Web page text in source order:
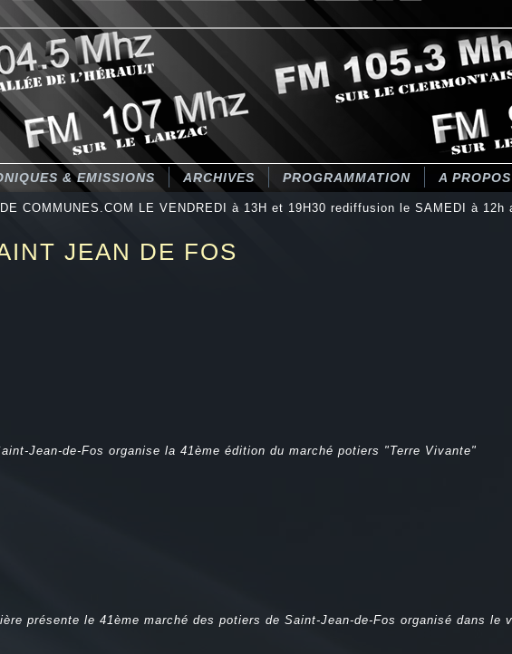
& EMISSIONS ARCHIVES PROGRAMMATION A PROPOS
COMMUNES.COM LE VENDREDI à 13H et 19H30 rediffusion le SAMEDI à 12h
JEAN DE FOS
Jean-de-Fos organise la 41ème édition du marché potiers "Terre Vivante"
présente le 41ème marché des potiers de Saint-Jean-de-Fos organisé dans le